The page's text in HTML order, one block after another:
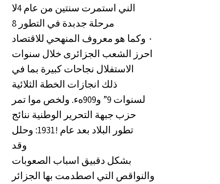
الني استمرت سنتين من عام 4لا
8 مرحلة جدبدة في التطور
المنهحي للاقتصاد ‎٠‏ وكما هو معروف
احرز الشعب الجزائرى خلال سنوات
الاستفلال نجاحات كبيرة بما في
ذلك انجازات الخطة الثلائية
لسنوات 9” و909هء. ولخص موا تمر
حزب جبهة التحرير الوطنية ننائج
تطور البلاد بعد عام !1931: وحلل
وقد
بشكل دقبيق اسباب الصعوبات
والنواقص التي اصطدمت بها الجزائر